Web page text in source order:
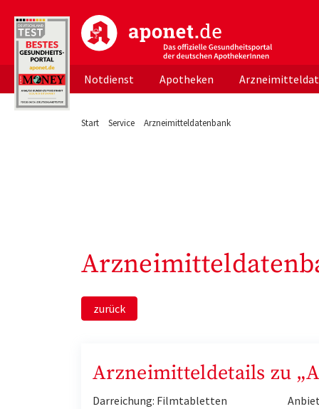
aponet.de - Das offizielle Gesundheitsportal
Notdienst Apotheken
Start Service Arzneimitteldatenbank
zurück
Arzneimitteldetails zu
Darreichung: Filmtabletten